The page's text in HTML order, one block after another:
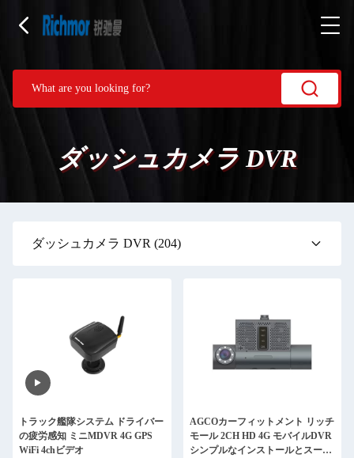
ダッシュカメラ DVR
ダッシュカメラ DVR (204)
トラック艦隊システム ドライバー
の疲労感知 ミニMDVR 4G GPS
WiFi 4chビデオ
AGCOカーフィットメント リッチ
モール 2CH HD 4G モバイルDVR
シンプルなインストールとスーパ